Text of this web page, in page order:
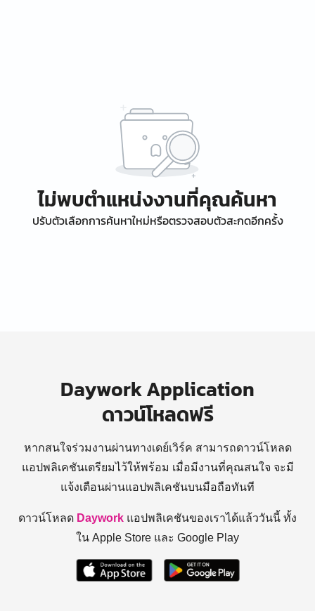
ไม่พบตำแหน่งงานที่คุณค้นหา
ปรับตัวเลือกการค้นหาใหม่หรือตรวจสอบตัวสะกดอีกครั้ง
Daywork Application
ดาวน์โหลดฟรี
หากสนใจร่วมงานผ่านทางเดย์เวิร์ค สามารถดาวน์โหลด
แอปพลิเคชันเตรียมไว้ให้พร้อม เมื่อมีงานที่คุณสนใจ จะมี
แจ้งเตือนผ่านแอปพลิเคชันบนมือถือทันที
ดาวน์โหลด Daywork แอปพลิเคชันของเราได้แล้ววันนี้ ทั้ง
ใน Apple Store และ Google Play